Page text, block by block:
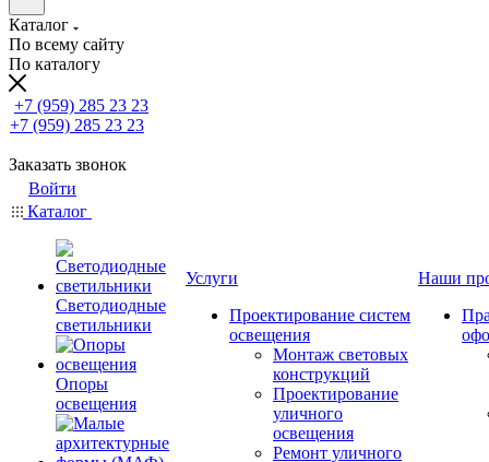
Каталог
По всему сайту
По каталогу
+7 (959) 285 23 23
+7 (959) 285 23 23
Заказать звонок
Войти
Каталог
Светодиодные
светильники
Опоры
освещения
Услуги
Проектирование систем
освещения
Монтаж световых
конструкций
Проектирование
уличного
освещения
Ремонт уличного
Наши